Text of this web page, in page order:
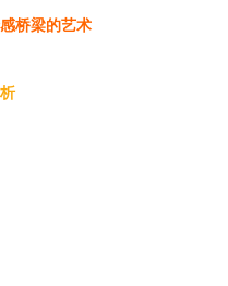
桥梁的艺术